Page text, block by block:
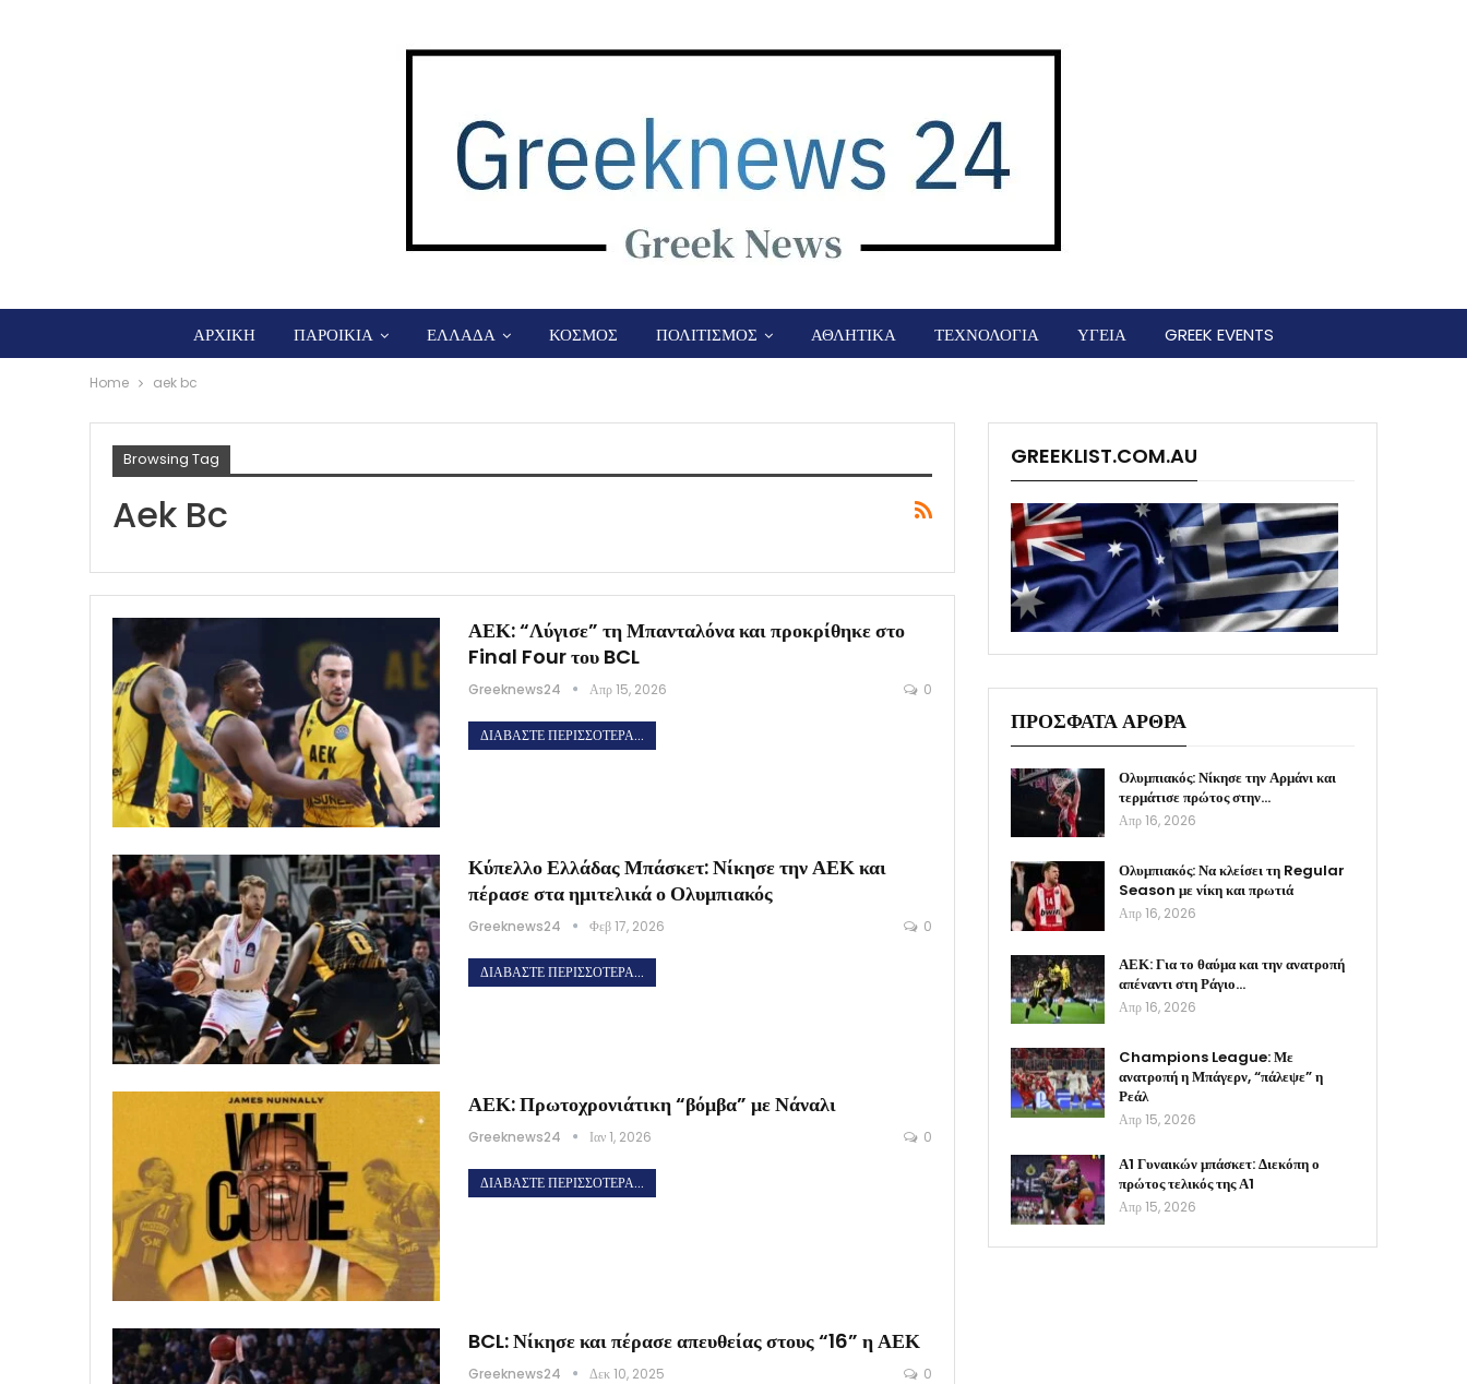
ΑΡΧΙΚΗ ΠΑΡΟΙΚΙΑ ΕΛΛΑΔΑ ΚΟΣΜΟΣ ΠΟΛΙΤΙΣΜΟΣ ΑΘΛΗΤΙΚΑ ΤΕΧΝΟΛΟΓΙΑ ΥΓΕΙΑ GREEK EVENTS
Home aek bc
Browsing Tag
Aek Bc
ΑΕΚ: “Λύγισε” τη Μπανταλόνα και προκρίθηκε στο
Final Four του BCL
Greeknews24 Απρ 15, 2026 0
ΔΙΑΒΆΣΤΕ ΠΕΡΙΣΣΌΤΕΡΑ...
Κύπελλο Ελλάδας Μπάσκετ: Νίκησε την ΑΕΚ και
πέρασε στα ημιτελικά ο Ολυμπιακός
Greeknews24 Φεβ 17, 2026 0
ΔΙΑΒΆΣΤΕ ΠΕΡΙΣΣΌΤΕΡΑ...
ΑΕΚ: Πρωτοχρονιάτικη “βόμβα” με Νάναλι
Greeknews24 Ιαν 1, 2026 0
ΔΙΑΒΆΣΤΕ ΠΕΡΙΣΣΌΤΕΡΑ...
BCL: Νίκησε και πέρασε απευθείας στους “16” η ΑΕΚ
Greeknews24 Δεκ 10, 2025 0
GREEKLIST.COM.AU
ΠΡΟΣΦΑΤΑ ΑΡΘΡΑ
Ολυμπιακός: Νίκησε την Αρμάνι και
τερμάτισε πρώτος στην…
Απρ 16, 2026
Ολυμπιακός: Να κλείσει τη Regular
Season με νίκη και πρωτιά
Απρ 16, 2026
ΑΕΚ: Για το θαύμα και την ανατροπή
απέναντι στη Ράγιο…
Απρ 16, 2026
Champions League: Με
ανατροπή η Μπάγερν, “πάλεψε” η
Ρεάλ
Απρ 15, 2026
Α1 Γυναικών μπάσκετ: Διεκόπη ο
πρώτος τελικός της Α1
Απρ 15, 2026